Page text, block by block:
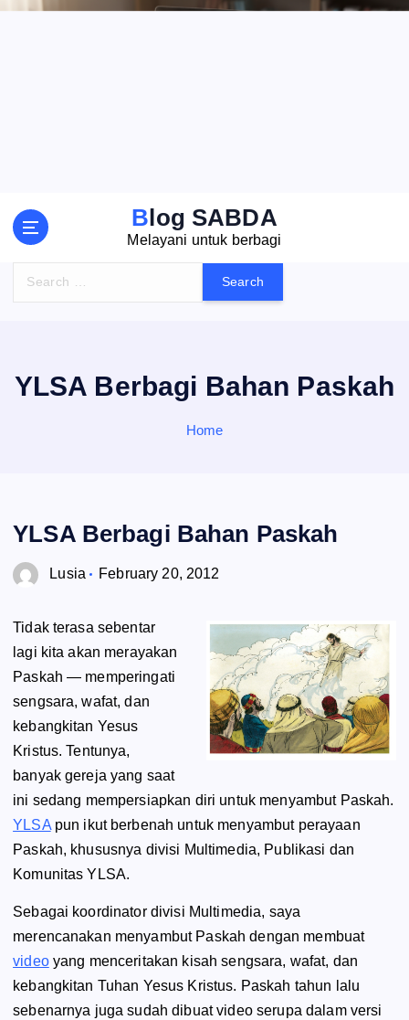
S
Blog SABDA
Melayani untuk berbagi
h
YLSA Berbagi Bahan Paskah
Home
YLSA Berbagi Bahan Paskah
Lusia February 20, 2012
Tidak terasa sebentar
lagi kita akan merayakan
Paskah — memperingati
sengsara, wafat, dan
kebangkitan Yesus
Kristus. Tentunya,
banyak gereja yang saat
ini sedang mempersiapkan diri untuk menyambut Paskah.
YLSApun ikut berbenah untuk menyambut perayaan
Paskah, khususnya divisi Multimedia, Publikasi dan
Komunitas YLSA.
Sebagai koordinator divisi Multimedia, saya
merencanakan menyambut Paskah dengan membuat
videoyang menceritakan kisah sengsara, wafat, dan
kebangkitan Tuhan Yesus Kristus. Paskah tahun lalu
sebenarnya juga sudah dibuat video serupa dalam versi